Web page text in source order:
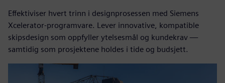
Effektiviser hvert trinn i designprosessen med Siemens
Xcelerator-programvare. Lever innovative, kompatible
skipsdesign som oppfyller ytelsesmål og kundekrav —
samtidig som prosjektene holdes i tide og budsjett.